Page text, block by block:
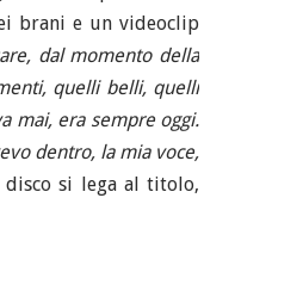
brani e un videoclip
dal momento della
quelli belli, quelli
mai, era sempre oggi.
dentro, la mia voce,
si lega al titolo,